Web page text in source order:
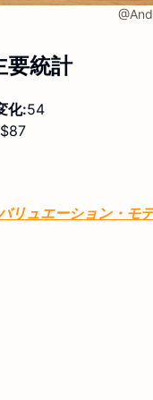
要統計
化:54
$87
リュエーション・モ